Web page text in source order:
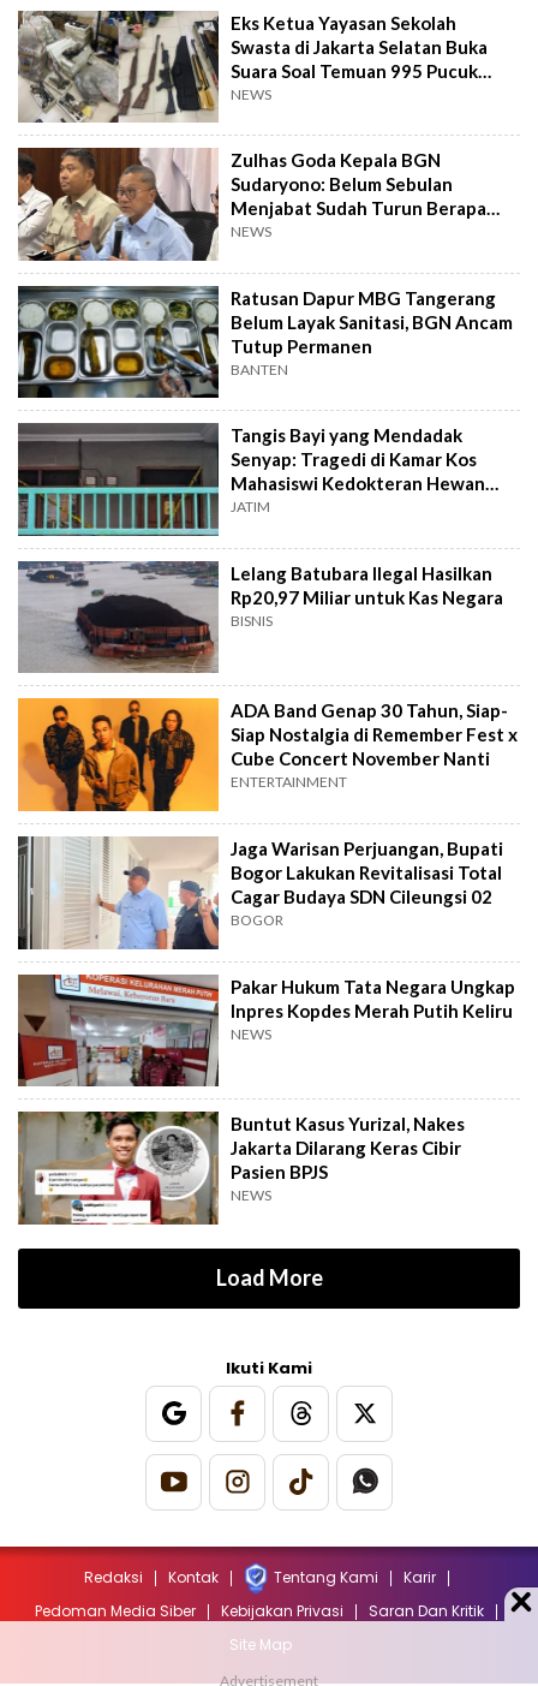
Eks Ketua Yayasan Sekolah
Swasta di Jakarta Selatan Buka
Suara Soal Temuan 995 Pucuk
Senjata Api
NEWS
Zulhas Goda Kepala BGN
Sudaryono: Belum Sebulan
Menjabat Sudah Turun Berapa
Kilo?
NEWS
Ratusan Dapur MBG Tangerang
Belum Layak Sanitasi, BGN Ancam
Tutup Permanen
BANTEN
Tangis Bayi yang Mendadak
Senyap: Tragedi di Kamar Kos
Mahasiswi Kedokteran Hewan
Surabaya
JATIM
Lelang Batubara Ilegal Hasilkan
Rp20,97 Miliar untuk Kas Negara
BISNIS
ADA Band Genap 30 Tahun, Siap-
Siap Nostalgia di Remember Fest x
Cube Concert November Nanti
ENTERTAINMENT
Jaga Warisan Perjuangan, Bupati
Bogor Lakukan Revitalisasi Total
Cagar Budaya SDN Cileungsi 02
BOGOR
Pakar Hukum Tata Negara Ungkap
Inpres Kopdes Merah Putih Keliru
NEWS
Buntut Kasus Yurizal, Nakes
Jakarta Dilarang Keras Cibir
Pasien BPJS
NEWS
Load More
Ikuti Kami
Redaksi Kontak Tentang Kami
Karir
Pedoman Media Siber
Kebijakan Privasi
Saran Dan Kritik
Site Map